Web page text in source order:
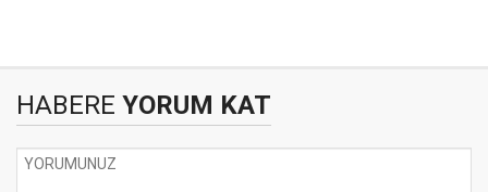
HABERE YORUM KAT